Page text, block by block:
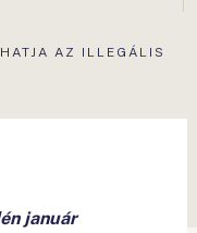
AZ ILLEGÁLIS
január